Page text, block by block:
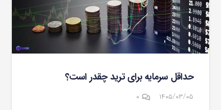
حداقل سرمایه برای ترید چقدر است؟
۱۴۰۵/۰۳/۰۵ ۰